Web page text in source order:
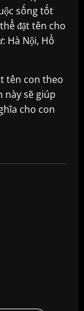
sống tốt
đặt tên cho
Hà Nội, Hồ
tên con theo
này sẽ giúp
cho con